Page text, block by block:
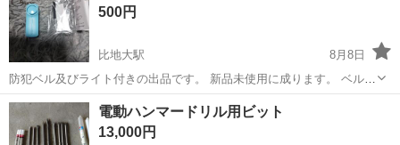
500円
比地大駅
8月8日
防犯ベル及びライト付きの出品です。 新品未使用に成ります。 ベルは
かなりの音が成りますので、本当に防犯ベルに成るかと思います。同
じ物が後3点有りますので、1つ500円に成ります。
香川 三豊市 比地大駅 その他 防犯
電動ハンマードリル用ビット
13,000円